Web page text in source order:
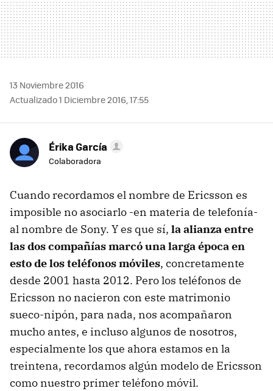
13 Noviembre 2016
Actualizado 1 Diciembre 2016, 17:55
Érika García
Colaboradora
Cuando recordamos el nombre de Ericsson es
imposible no asociarlo -en materia de telefonía-
al nombre de Sony. Y es que sí, la alianza entre
las dos compañías marcó una larga época en
esto de los teléfonos móviles, concretamente
desde 2001 hasta 2012. Pero los teléfonos de
Ericsson no nacieron con este matrimonio
sueco-nipón, para nada, nos acompañaron
mucho antes, e incluso algunos de nosotros,
especialmente los que ahora estamos en la
treintena, recordamos algún modelo de Ericsson
como nuestro primer teléfono móvil.